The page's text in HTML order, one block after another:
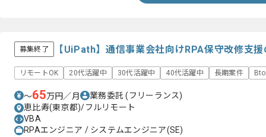
募集終了 【UiPath】通信事業会社向けRPA保守改修支
リモートOK 20代活躍中 30代活躍中 40代活躍中 長期案件
〜65万円／月 業務委託(フリーランス)
恵比寿(東京都)/フルリモート
VBA
RPAエンジニア / システムエンジニア(SE)